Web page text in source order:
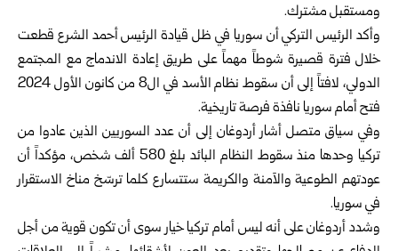
ومستقبل مشترك.
وأكد الرئيس التركي أن سوريا في ظل قيادة الرئيس أحمد الشرع قطعت
خلال فترة قصيرة شوطاً مهماً على طريق إعادة الاندماج مع المجتمع
الدولي، لافتاً إلى أن سقوط نظام الأسد في ال8 من كانون الأول 2024
فتح أمام سوريا نافذة فرصة تاريخية.
وفي سياق متصل أشار أردوغان إلى أن عدد السوريين الذين عادوا من
تركيا وحدها منذ سقوط النظام البائد بلغ 580 ألف شخص، مؤكداً أن
عودتهم الطوعية والآمنة والكريمة ستتسارع كلما ترسّخ مناخ الاستقرار
في سوريا.
وشدد أردوغان على أنه ليس أمام تركيا خيار سوى أن تكون قوية من أجل